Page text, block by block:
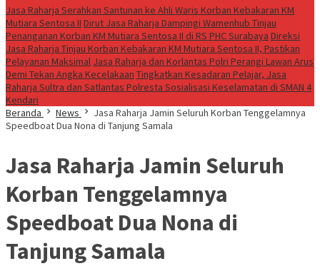
Jasa Raharja Serahkan Santunan ke Ahli Waris Korban Kebakaran KM
Mutiara Sentosa II Dirut Jasa Raharja Dampingi Wamenhub Tinjau
Penanganan Korban KM Mutiara Sentosa II di RS PHC Surabaya Direksi
Jasa Raharja Tinjau Korban Kebakaran KM Mutiara Sentosa II, Pastikan
Pelayanan Maksimal Jasa Raharja dan Korlantas Polri Perangi Lawan Arus
Demi Tekan Angka Kecelakaan Tingkatkan Kesadaran Pelajar, Jasa
Raharja Sultra dan Satlantas Polresta Sosialisasi Keselamatan di SMAN 4
Kendari
Beranda
News
Jasa Raharja Jamin Seluruh Korban Tenggelamnya
Speedboat Dua Nona di Tanjung Samala
Jasa Raharja Jamin Seluruh
Korban Tenggelamnya
Speedboat Dua Nona di
Tanjung Samala